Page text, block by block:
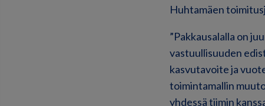
Huhtamäen
”Pakkausalalla on
vastuullisuuden
kasvutavoite ja
toimintamallin
yhdessä tiimin